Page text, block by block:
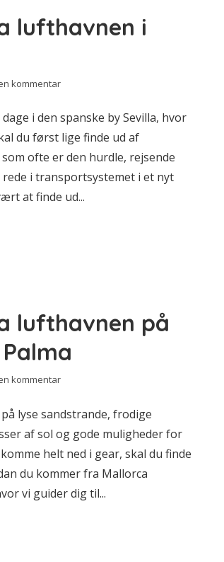
lufthavnen i
kommentar
i den spanske by Sevilla, hvor
du først lige finde ud af
ofte er den hurdle, rejsende
i transportsystemet i et nyt
at finde ud...
lufthavnen på
kommentar
lyse sandstrande, frodige
af sol og gode muligheder for
helt ned i gear, skal du finde
du kommer fra Mallorca
vi guider dig til...